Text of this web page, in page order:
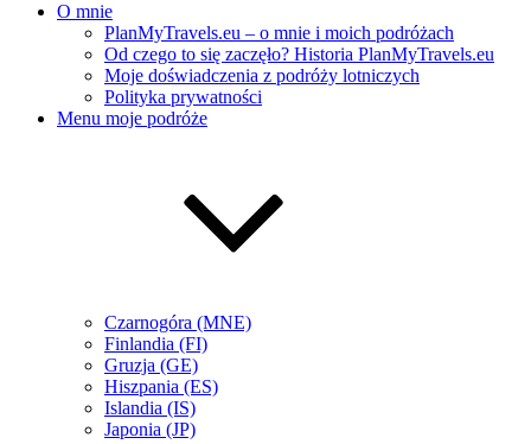
O mnie
PlanMyTravels.eu – o mnie i moich podróżach
Od czego to się zaczęło? Historia PlanMyTravels.eu
Moje doświadczenia z podróży lotniczych
Polityka prywatności
Menu moje podróże
Czarnogóra (MNE)
Finlandia (FI)
Gruzja (GE)
Hiszpania (ES)
Islandia (IS)
Japonia (JP)